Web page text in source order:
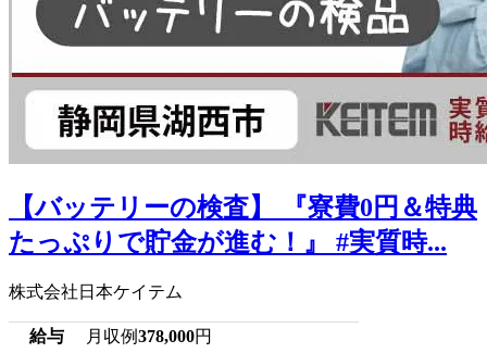
【バッテリーの検査】 『寮費0円＆特典
たっぷりで貯金が進む！』 #実質時...
株式会社日本ケイテム
給与 月収例378,000円